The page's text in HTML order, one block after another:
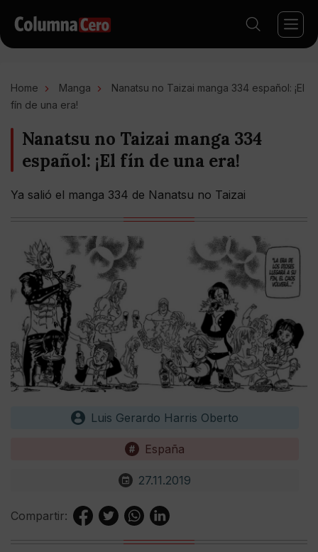
Home Manga
Nanatsu no Taizai manga 334 español: ¡El
fín de una era!
Nanatsu no Taizai manga 334
español: ¡El fín de una era!
Ya salió el manga 334 de Nanatsu no Taizai
Luis Gerardo Harris Oberto
España
27.11.2019
Compartir: